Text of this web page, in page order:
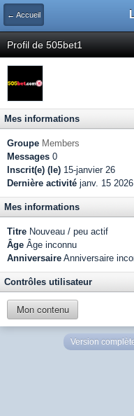
← Accueil
Profil de 505bet1
Mes informations
Groupe Members
Messages 0
Inscrit(e) (le) 15-janvier 26
Dernière activité janv. 15
Mes informations
Titre Nouveau / peu actif
Âge Âge inconnu
Anniversaire Anniversaire
Contrôles utilisateur
Mon contenu
Version